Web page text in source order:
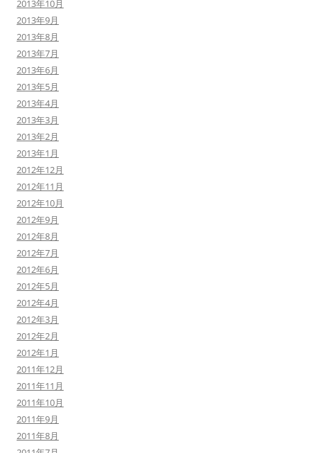
2013年10月
2013年9月
2013年8月
2013年7月
2013年6月
2013年5月
2013年4月
2013年3月
2013年2月
2013年1月
2012年12月
2012年11月
2012年10月
2012年9月
2012年8月
2012年7月
2012年6月
2012年5月
2012年4月
2012年3月
2012年2月
2012年1月
2011年12月
2011年11月
2011年10月
2011年9月
2011年8月